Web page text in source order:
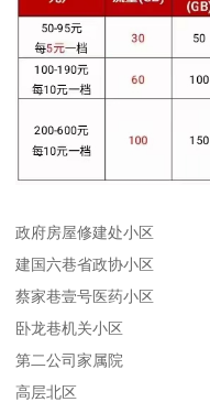
政府房屋修建处小区
建国六巷省政协小区
蔡家巷壹号医药小区
卧龙巷机关小区
第二公司家属院
高层北区